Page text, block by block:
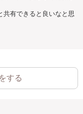
共有できると良いなと思
する